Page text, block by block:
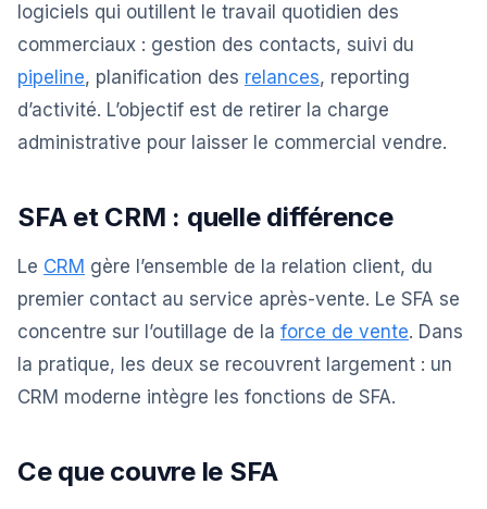
logiciels qui outillent le travail quotidien des
commerciaux : gestion des contacts, suivi du
pipeline, planification des relances, reporting
d’activité. L’objectif est de retirer la charge
administrative pour laisser le commercial vendre.
SFA et CRM : quelle différence
Le CRM gère l’ensemble de la relation client, du
premier contact au service après-vente. Le SFA se
concentre sur l’outillage de la force de vente. Dans
la pratique, les deux se recouvrent largement : un
CRM moderne intègre les fonctions de SFA.
Ce que couvre le SFA